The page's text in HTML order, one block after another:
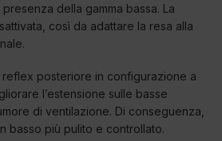
della gamma bassa. La
così da adattare la resa alla
posteriore in configurazione a
l’estensione sulle basse
di ventilazione. Di conseguenza,
basso più pulito e controllato.